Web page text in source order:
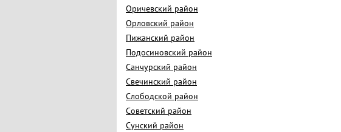
Оричевский район
Орловский район
Пижанский район
Подосиновский район
Санчурский район
Свечинский район
Слободской район
Советский район
Сунский район